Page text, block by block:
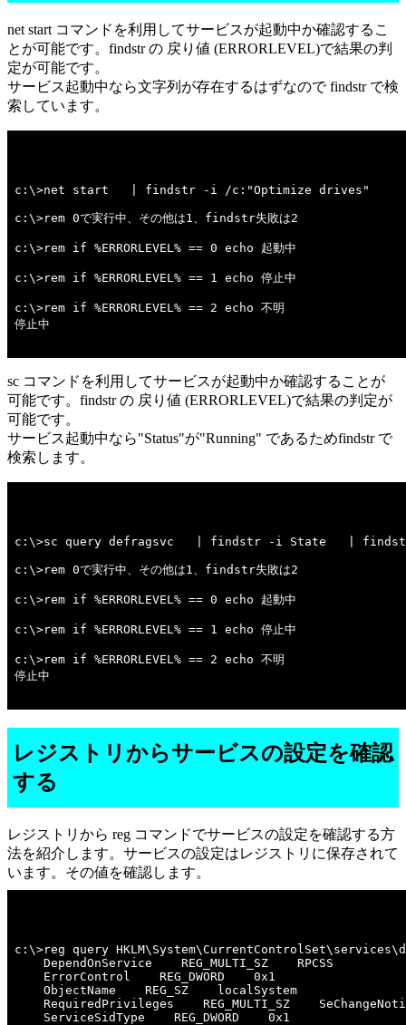
net start コマンドを利用してサービスが起動中か確認するこ
とが可能です。findstr の 戻り値 (ERRORLEVEL)で結果の判
定が可能です。
サービス起動中なら文字列が存在するはずなので findstr で検
索しています。
c:\>net start   | findstr -i /c:"Optimize drives"
c:\>rem 0で実行中、その他は1、findstr失敗は2
c:\>rem if %ERRORLEVEL% == 0 echo 起動中
c:\>rem if %ERRORLEVEL% == 1 echo 停止中
c:\>rem if %ERRORLEVEL% == 2 echo 不明
停止中
sc コマンドを利用してサービスが起動中か確認することが
可能です。findstr の 戻り値 (ERRORLEVEL)で結果の判定が
可能です。
サービス起動中なら"Status"が"Running" であるためfindstr で
検索します。
c:\>sc query defragsvc   | findstr -i State   |
c:\>rem 0で実行中、その他は1、findstr失敗は2
c:\>rem if %ERRORLEVEL% == 0 echo 起動中
c:\>rem if %ERRORLEVEL% == 1 echo 停止中
c:\>rem if %ERRORLEVEL% == 2 echo 不明
停止中
レジストリからサービスの設定を確認
する
レジストリから reg コマンドでサービスの設定を確認する方
法を紹介します。サービスの設定はレジストリに保存されて
います。その値を確認します。
c:\>reg query
    DependOnService    REG_MULTI_SZ    RPCSS
    ErrorControl    REG_DWORD    0x1
    ObjectName    REG_SZ    localSystem
RequiredPrivileges    REG_MULTI_SZ
    ServiceSidType    REG_DWORD    0x1